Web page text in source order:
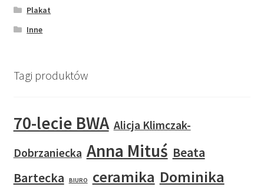
Plakat
Inne
Tagi produktów
70-lecie BWA Alicja Klimczak-
Dobrzaniecka Anna Mituś Beata
Bartecka
BIURO ceramika Dominika